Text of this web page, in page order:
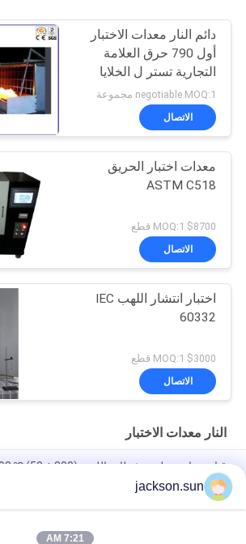
دائم النار معدات الاختبار
أول 790 حرق العلامة
التجارية تستر ل الخلايا
الشمسية انتشار
negotiable MOQ:1 مجموعة
الاتصال
معدات اختبار الحريق
ASTM C518
$8700 MOQ:1 قطع
الاتصال
اختبار انتشار اللهب IEC
60332
$3000 MOQ:1 قطع
الاتصال
النار معدات الاختبار
قناع جراحي طبي مثبطات اللهب (800 ± 50) ℃ BS EN136-1998
1133 ASTM D1238
jackson.sun
7:21 AM